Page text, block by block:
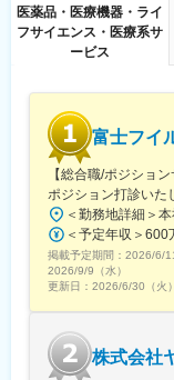
できます。
■担当エリア
東北エリアの
一部福島県、山
北海道）近隣エ
れます。
■部署構成
東日本エリアマ
東日本エリアメ
■企業の魅力
新規事業の拡大
験を積めます。
また、WLBを重
ており、入社後
医薬品・医療機器・ライ
フサイエンス・医療系サ
ービス
富士フイ
【総合職/ポジショ
ポジション打診いた
掲載予定期間： 2026/6/
2026/9/9（水）
更新日： 2026/6/30（火）
株式会社